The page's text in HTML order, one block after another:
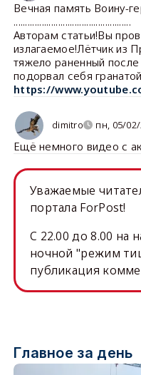
Вечная память Воину-
..................................................
Авторам статьи!Вы
излагаемое!Лётчик из
тяжело раненный
подорвал себя
https://
dimitro пн, 05/
Ещё немного видео с
Уважаемые
портала ForPost!
C 22.00 до 8.00 на
ночной "режим
публикация
Главное за день